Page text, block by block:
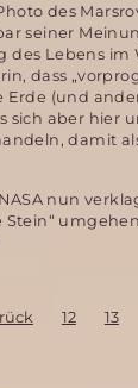
des
seiner
des Lebens im
dass
Erde (und
sich aber hier
damit
nun
Stein“
12 13